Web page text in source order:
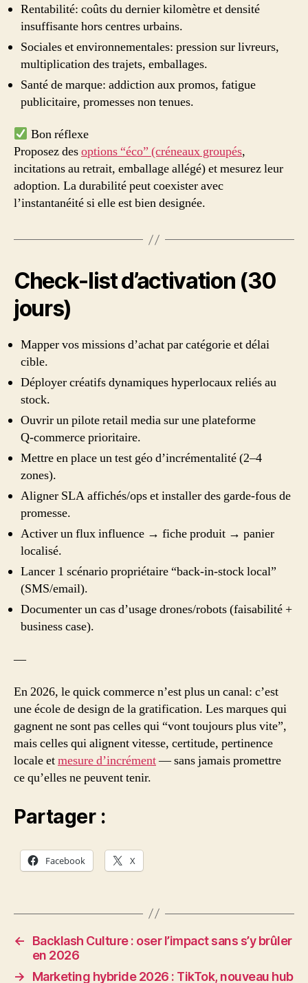
Rentabilité: coûts du dernier kilomètre et densité
insuffisante hors centres urbains.
Sociales et environnementales: pression sur livreurs,
multiplication des trajets, emballages.
Santé de marque: addiction aux promos, fatigue
publicitaire, promesses non tenues.
Bon réflexe
Proposez desoptions “éco” (créneaux groupés,
incitations au retrait, emballage allégé) et mesurez leur
adoption. La durabilité peut coexister avec
l’instantanéité si elle est bien designée.
Check‑list d’activation (30
jours)
Mapper vos missions d’achat par catégorie et délai
cible.
Déployer créatifs dynamiques hyperlocaux reliés au
stock.
Ouvrir un pilote retail media sur une plateforme
Q‑commerce prioritaire.
Mettre en place un test géo d’incrémentalité (2–4
zones).
Aligner SLA affichés/ops et installer des garde‑fous de
promesse.
Activer un flux influence → fiche produit → panier
localisé.
Lancer 1 scénario propriétaire “back‑in‑stock local”
(SMS/email).
Documenter un cas d’usage drones/robots (faisabilité +
business case).
—
En 2026, le quick commerce n’est plus un canal: c’est
une école de design de la gratification. Les marques qui
gagnent ne sont pas celles qui “vont toujours plus vite”,
mais celles qui alignent vitesse, certitude, pertinence
locale etmesure d’incrément— sans jamais promettre
ce qu’elles ne peuvent tenir.
Partager :
Facebook X
←
Backlash Culture : oser l’impact sans s’y brûler
en 2026
→
Marketing hybride 2026 : TikTok, nouveau hub